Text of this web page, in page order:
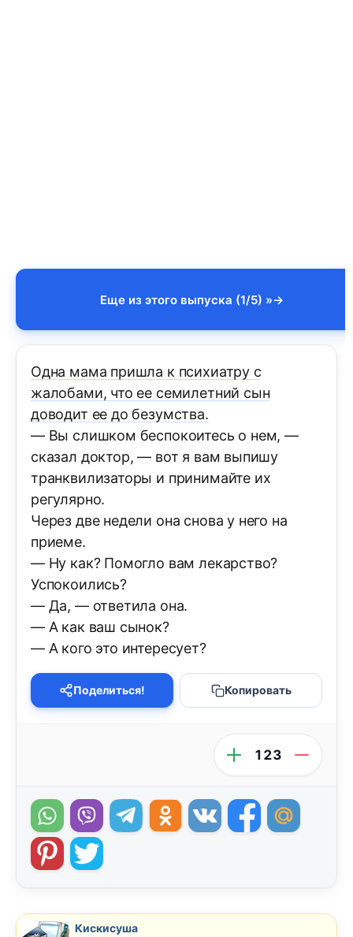
Еще из этого выпуска (1/5) »
Одна мама пришла к психиатру с
жалобами, что ее семилетний сын
доводит ее до безумства.
— Вы слишком беспокоитесь о нем, —
сказал доктор, — вот я вам выпишу
транквилизаторы и принимайте их
регулярно.
Через две недели она снова у него на
приеме.
— Ну как? Помогло вам лекарство?
Успокоились?
— Да, — ответила она.
— А как ваш сынок?
— А кого это интересует?
Поделиться! Копировать
123
Кискисуша